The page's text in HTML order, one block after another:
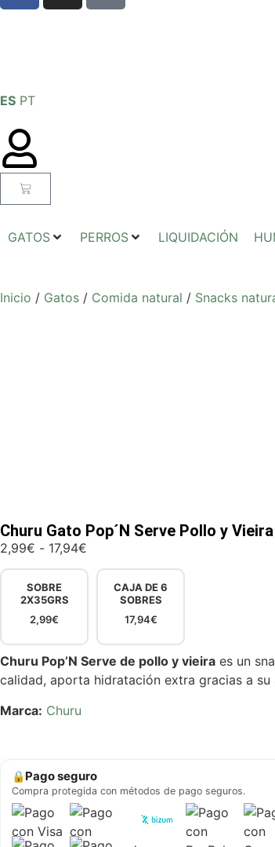
ES PT
GATOS PERROS LIQUIDACIÓN
Inicio / Gatos / Comida natural / Snacks
Churu Gato Pop´N Serve Pollo y
2,99€ - 17,94€
SOBRE
2X35GRS
2,99€
CAJA DE 6
SOBRES
17,94€
Churu Pop’N Serve de pollo y vieira es un
calidad, aporta hidratación extra gracias a
Marca: Churu
🔒 Pago seguro
Compra protegida con métodos de pago seguros.